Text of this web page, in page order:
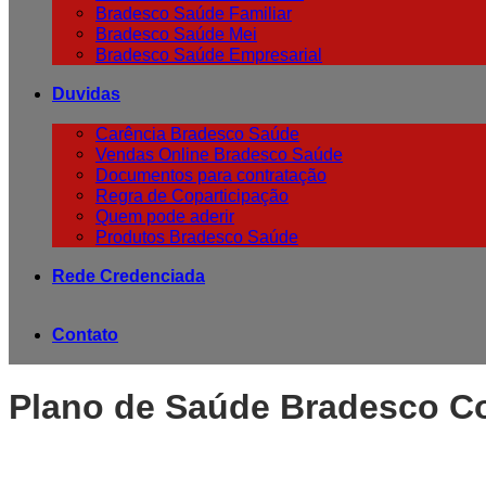
Bradesco Saúde Familiar
Bradesco Saúde Mei
Bradesco Saúde Empresarial
Duvidas
Carência Bradesco Saúde
Vendas Online Bradesco Saúde
Documentos para contratação
Regra de Coparticipação
Quem pode aderir
Produtos Bradesco Saúde
Rede Credenciada
Contato
Plano de Saúde Bradesco